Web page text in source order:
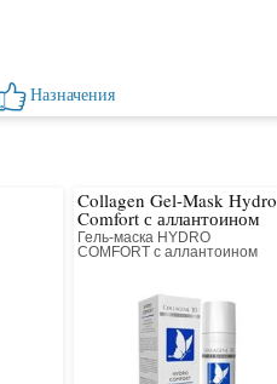
Назначения
Collagen Gel-Mask Hydro
Comfort с аллантоином
Гель-маска HYDRO
COMFORT с аллантоином